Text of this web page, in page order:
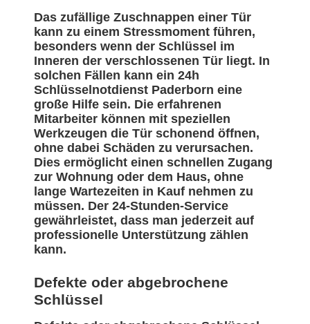
Das zufällige Zuschnappen einer Tür
kann zu einem Stressmoment führen,
besonders wenn der Schlüssel im
Inneren der verschlossenen Tür liegt. In
solchen Fällen kann ein 24h
Schlüsselnotdienst Paderborn eine
große Hilfe sein. Die erfahrenen
Mitarbeiter können mit speziellen
Werkzeugen die Tür schonend öffnen,
ohne dabei Schäden zu verursachen.
Dies ermöglicht einen schnellen Zugang
zur Wohnung oder dem Haus, ohne
lange Wartezeiten in Kauf nehmen zu
müssen. Der 24-Stunden-Service
gewährleistet, dass man jederzeit auf
professionelle Unterstützung zählen
kann.
Defekte oder abgebrochene
Schlüssel